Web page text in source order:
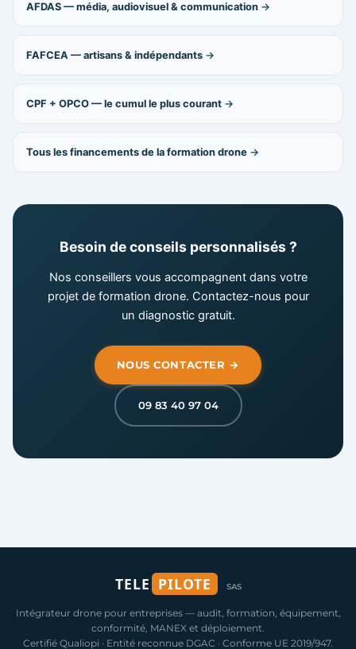
AFDAS — média, audiovisuel & communication
FAFCEA — artisans & indépendants
CPF + OPCO — le cumul le plus courant
Tous les financements de la formation drone
Besoin de conseils personnalisés ?
Nos conseillers vous accompagnent dans votre
projet de formation drone. Contactez-nous pour
un diagnostic gratuit.
NOUS CONTACTER →
09 83 40 97 04
TELE PILOTE SAS
Intégrateur drone pour entreprises — audit, formation, équipement,
conformité, MANEX et déploiement.
Certifié Qualiopi · Entité reconnue DGAC · Conforme UE 2019/947.